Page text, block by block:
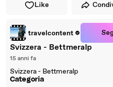
Like
travelcontent
Svizzera - Bettmeralp
15 anni fa
Svizzera - Bettmeralp
Categoria